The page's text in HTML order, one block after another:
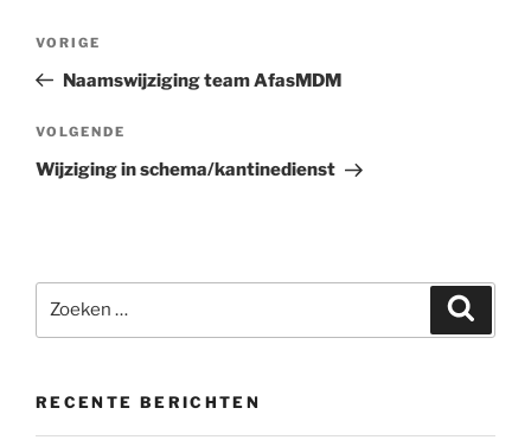
Vorig
bericht
VORIGE
Naamswijziging team AfasMDM
Volgend
bericht
VOLGENDE
Wijziging in schema/kantinedienst
naar:
RECENTE BERICHTEN